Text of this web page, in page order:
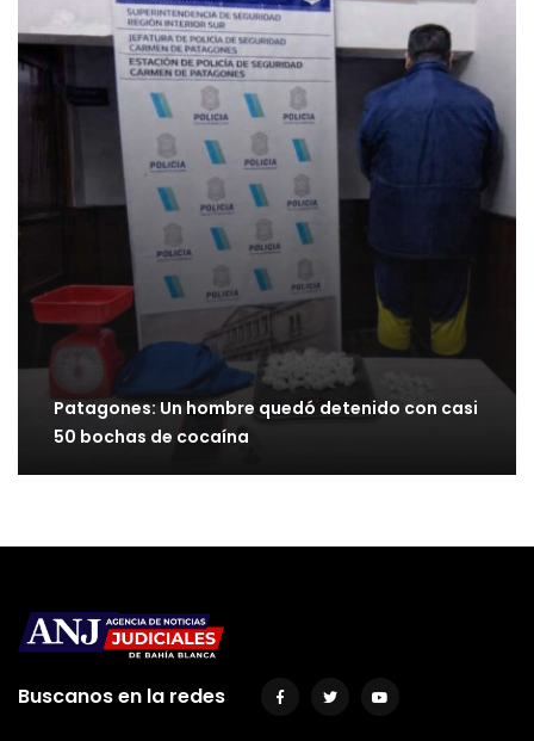
Patagones: Un hombre quedó detenido con casi
50 bochas de cocaína
Buscanos en la redes